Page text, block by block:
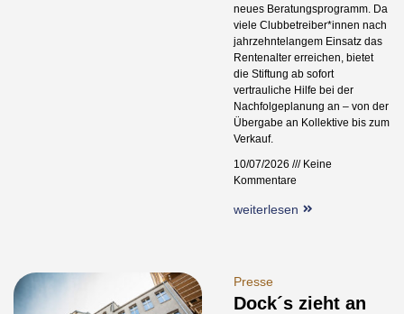
neues Beratungsprogramm. Da
viele Clubbetreiber*innen nach
jahrzehntelangem Einsatz das
Rentenalter erreichen, bietet
die Stiftung ab sofort
vertrauliche Hilfe bei der
Nachfolgeplanung an – von der
Übergabe an Kollektive bis zum
Verkauf.
10/07/2026
Keine
Kommentare
weiterlesen
Presse
Dock´s zieht an